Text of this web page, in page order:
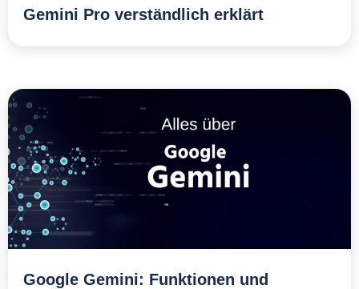
Gemini Pro verständlich erklärt
Google Gemini: Funktionen und